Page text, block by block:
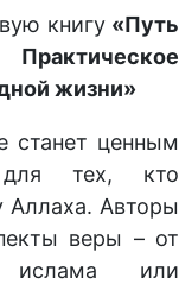
книгу «Путь
жизни»
станет ценным
для тех, кто
Аллаха. Авторы
веры – от
ислама или